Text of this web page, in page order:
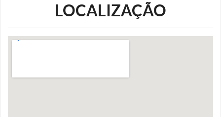
LOCALIZAÇÃO